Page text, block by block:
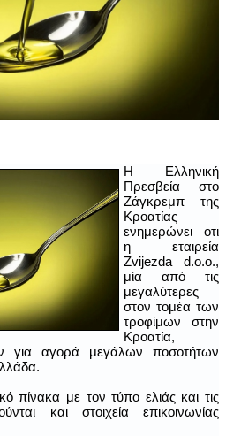
Η Ελληνική
Πρεσβεία στο
Ζάγκρεμπ της
Κροατίας
ενημερώνει οτι
η εταιρεία
Zvijezda d.o.o.,
μία από τις
μεγαλύτερες
στον τομέα των
τροφίμων στην
Κροατία,
για αγορά μεγάλων ποσοτήτων
πίνακα με τον τύπο ελιάς και τις
και στοιχεία επικοινωνίας